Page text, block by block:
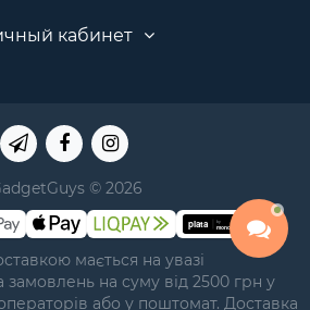
кабинет
© 2026
мається на увазі
замовлень на суму від 2500 грн у
або у поштомат. Доставка